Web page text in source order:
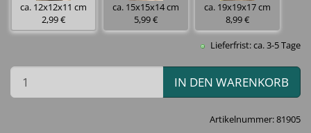
ca. 12x12x11 cm
2,99 €
ca. 15x15x14 cm
5,99 €
ca. 19x19x17 cm
8,99 €
Lieferfrist: ca. 3-5 Tage
IN DEN WARENKORB
Artikelnummer:81905